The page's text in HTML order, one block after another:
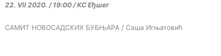
22. VII 2020. / 19:00 / КС Еђшег
САМИТ НОВОСАДСКИХ БУБЊАРА / Саша Игњатовић